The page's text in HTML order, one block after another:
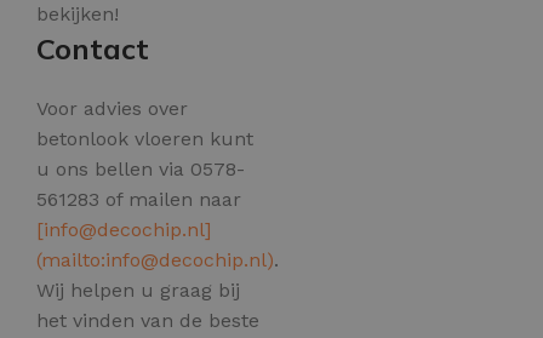
bekijken!
Contact
Voor advies over
betonlook vloeren kunt
u ons bellen via 0578-
561283 of mailen naar
[info@decochip.nl]
(mailto:info@decochip.nl).
Wij helpen u graag bij
het vinden van de beste